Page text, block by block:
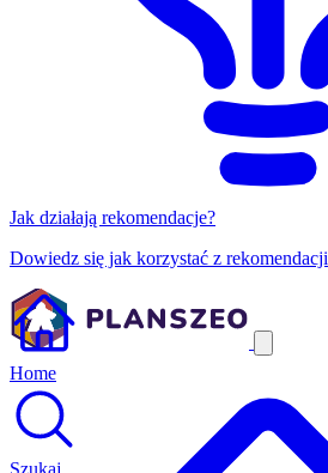
Jak działają rekomendacje?
Dowiedz się jak korzystać z rekomendacji
Home
Szukaj